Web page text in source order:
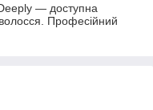
— доступна
Професійний